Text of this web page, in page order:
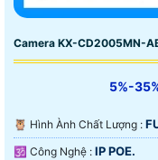
Camera KX-CD2005MN-
5%-
🦉 Hình Ành Chất Lượng :
🕉️ Công Nghệ : IP POE.